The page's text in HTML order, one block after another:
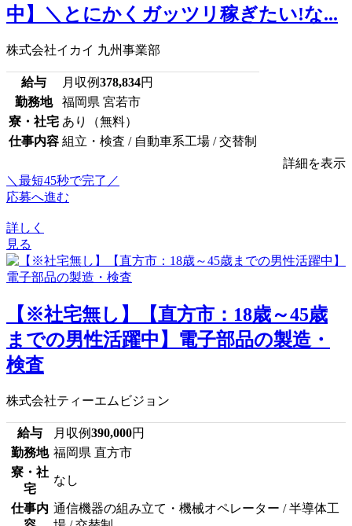
中】＼とにかくガッツリ稼ぎたい!な...
株式会社イカイ 九州事業部
給与 月収例378,834円
勤務地
福岡県 宮若市
寮・社宅 あり（無料）
仕事内容 組立・検査 / 自動車系工場 / 交替制
詳細を表示
＼最短45秒で完了／
応募へ進む
詳しく
見る
【※社宅無し】【直方市：18歳～45歳
までの男性活躍中】電子部品の製造・
検査
株式会社ティーエムビジョン
給与 月収例390,000円
勤務地 福岡県 直方市
寮・社
宅
なし
仕事内 通信機器の組み立て・機械オペレーター / 半導体工